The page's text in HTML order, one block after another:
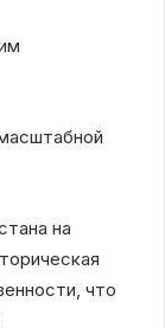
на
что